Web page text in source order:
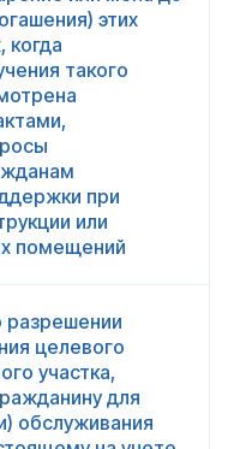
этих
когда
такого
при
или
помещений
разрешении
целевого
участка,
для
обслуживания